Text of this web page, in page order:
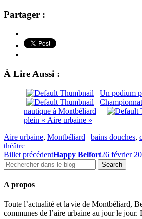
Partager :
À Lire Aussi :
Un podium
nautique à Montbéliard
plein « Aire urbaine »
Aire urbaine, Montbéliard | bains douches,
théâtre
Billet précédentHappy Belfort26 février
A propos
Toute l’actualité et la vie de Montbéliard,
communes de l’aire urbaine au jour le jour.